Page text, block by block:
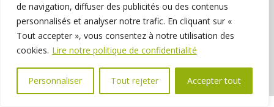
de navigation, diffuser des publicités ou des contenus
personnalisés et analyser notre trafic. En cliquant sur «
Tout accepter », vous consentez à notre utilisation des
cookies. Lire notre politique de confidentialité
Personnaliser Tout rejeter Accepter tout
01 69 31 72 10 01 69 31 37 31
Nous contacter
Espace élus
Marchés publics Délibérations